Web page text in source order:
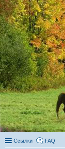
Ссылки FAQ